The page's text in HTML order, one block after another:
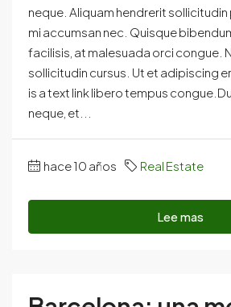
neque. Aliquam hendrerit sollicitudin
mi accumsan nec. Quisque
facilisis, at malesuada orci congue.
sollicitudin cursus. Ut et adipiscing
is a text link libero tempus
neque, et...
hace 10 años Real Estate
Lee mas